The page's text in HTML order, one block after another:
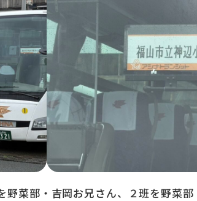
菜部・吉岡お兄さん、２班を野菜部